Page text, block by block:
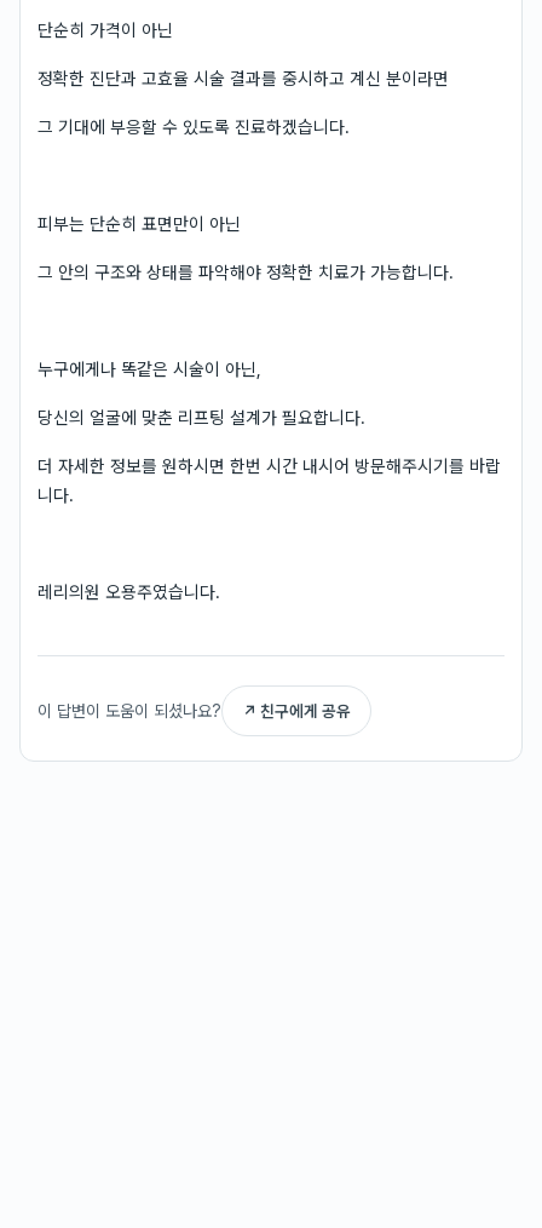
단순히 가격이 아닌
정확한 진단과 고효율 시술 결과를 중시하고 계신 분이라면
그 기대에 부응할 수 있도록 진료하겠습니다.
피부는 단순히 표면만이 아닌
그 안의 구조와 상태를 파악해야 정확한 치료가 가능합니다.
누구에게나 똑같은 시술이 아닌,
당신의 얼굴에 맞춘 리프팅 설계가 필요합니다.
더 자세한 정보를 원하시면 한번 시간 내시어 방문해주시기를 바랍
니다.
레리의원 오용주였습니다.
이 답변이 도움이 되셨나요? ↗ 친구에게 공유